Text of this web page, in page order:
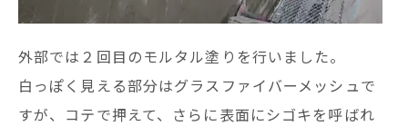
外部では２回目のモルタル塗りを行いました。
白っぽく見える部分はグラスファイバーメッシュで
すが、コテで押えて、さらに表面にシゴキを呼ばれ